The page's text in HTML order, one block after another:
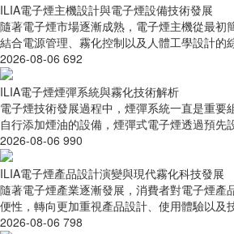
ILIA電子煙主機設計與電子煙設備技術發展
隨著電子煙市場逐漸成熟，電子煙主機從最初
結合電源管理、霧化控制以及人體工學設計的
2026-08-06 692
ILIA電子煙煙彈系統與霧化技術解析
電子煙技術發展過程中，煙彈系統一直是重要
自行添加煙油的設備，煙彈式電子煙透過預先
2026-08-06 990
ILIA電子煙產品設計演變與現代霧化科技發展
隨著電子煙產業逐漸發展，消費者對電子煙產
便性，轉向更加重視產品設計、使用體驗以及
2026-08-06 798